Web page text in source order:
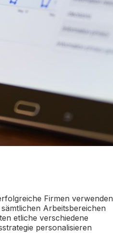
Firmen verwenden
Arbeitsbereichen
etliche verschiedene
personalisieren